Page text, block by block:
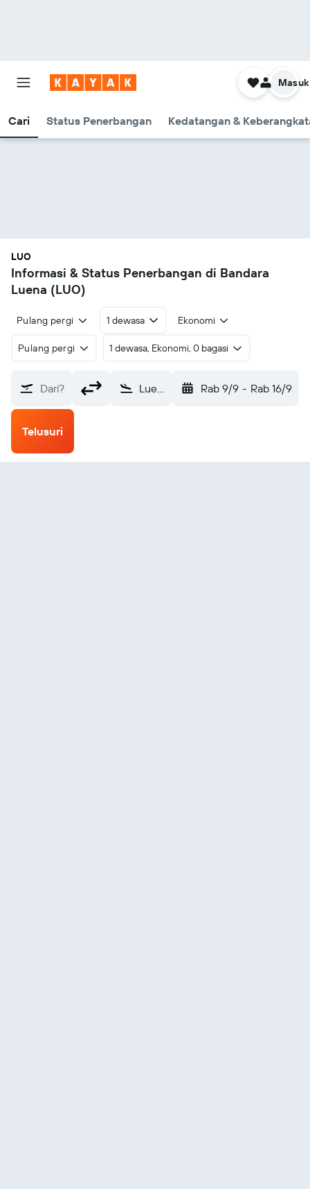
Cari Status Penerbangan Kedatangan &
Masuk
LUO
Informasi & Status Penerbangan di Bandara
Luena (LUO)
Pulang pergi 1 dewasa Ekonomi
Pulang pergi 1 dewasa, Ekonomi, 0 bagasi
Dari? Luena (LUO) Rab 9/9 - Rab 16/9
Telusuri